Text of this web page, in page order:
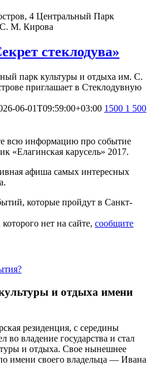
4 Центральный Парк
С. М. Кирова
стеклодува»
парк культуры и отдыха им. С.
приглашает в Стеклодувную
06-01T09:59:00+03:00 1500 1 500
всю информацию про событие
«Елагинская карусель» 2017.
афиша самых интересных
которые пройдут в Санкт-
нет на сайте, сообщите
и отдыха имени
резиденция, с середины
во владение государства и стал
и отдыха. Свое нынешнее
имени своего владельца — Ивана